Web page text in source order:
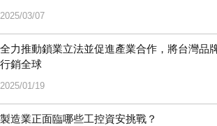
2025/03/07
全力推動鎖業立法並促進產業合作，將台灣品
行銷全球
2025/01/19
製造業正面臨哪些工控資安挑戰？